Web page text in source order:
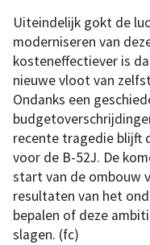
Uiteindelijk gokt de
moderniseren van
kosteneffectiever is
nieuwe vloot van
Ondanks een
recente tragedie blijft
voor de B-52J. De
start van de ombouw
resultaten van het
bepalen of deze
slagen. (fc)